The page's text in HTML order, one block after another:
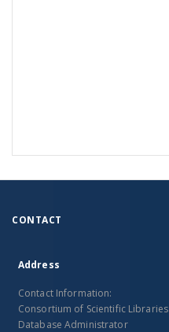
CONTACT
Address
Contact Information:
Consortium of Scientific Libraries
Database Administrator